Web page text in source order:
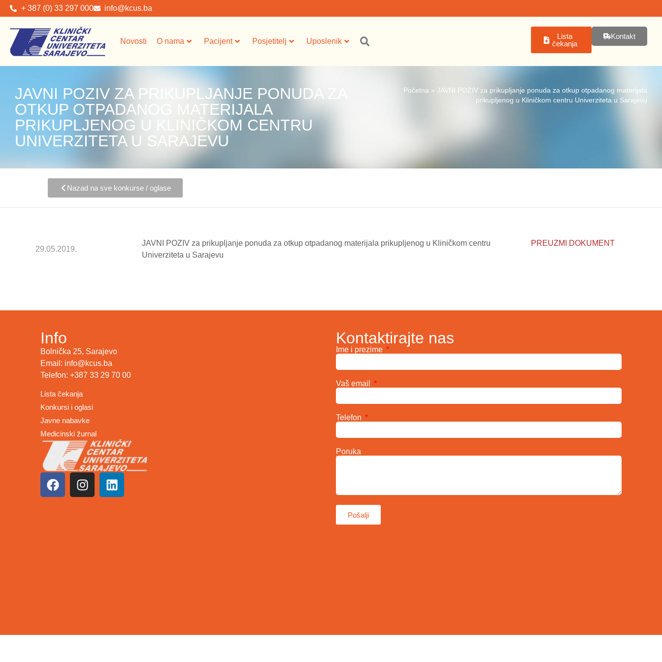
+ 387 (0) 33 297 000 info@kcus.ba
Novosti O nama Pacijent Posjetitelj Uposlenik
Lista
čekanja
Kontakt
JAVNI POZIV ZA PRIKUPLJANJE PONUDA ZA
OTKUP OTPADANOG MATERIJALA
PRIKUPLJENOG U KLINIČKOM CENTRU
UNIVERZITETA U SARAJEVU
Početna» JAVNI POZIV za prikupljanje ponuda za otkup otpadanog materijala
prikupljenog u Kliničkom centru Univerziteta u Sarajevu
Nazad na sve konkurse / oglase
29.05.2019.
JAVNI POZIV za prikupljanje ponuda za otkup otpadanog materijala prikupljenog u Kliničkom centru
Univerziteta u Sarajevu
PREUZMI DOKUMENT
Info
Bolnička 25, Sarajevo
Email: info@kcus.ba
Telefon: +387 33 29 70 00
Lista čekanja
Konkursi i oglasi
Javne nabavke
Medicinski žurnal
Kontaktirajte nas
Ime i prezime
Vaš email
Telefon
Poruka
Pošalji